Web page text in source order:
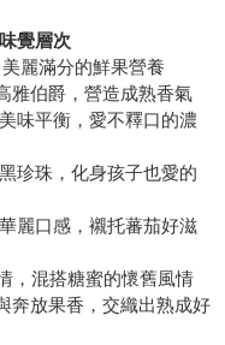
覺層次
麗滿分的鮮果營養
雅伯爵，營造成熟香氣
味平衡，愛不釋口的濃
珍珠，化身孩子也愛的
麗口感，襯托蕃茄好滋
混搭糖蜜的懷舊風情
奔放果香，交織出熟成好